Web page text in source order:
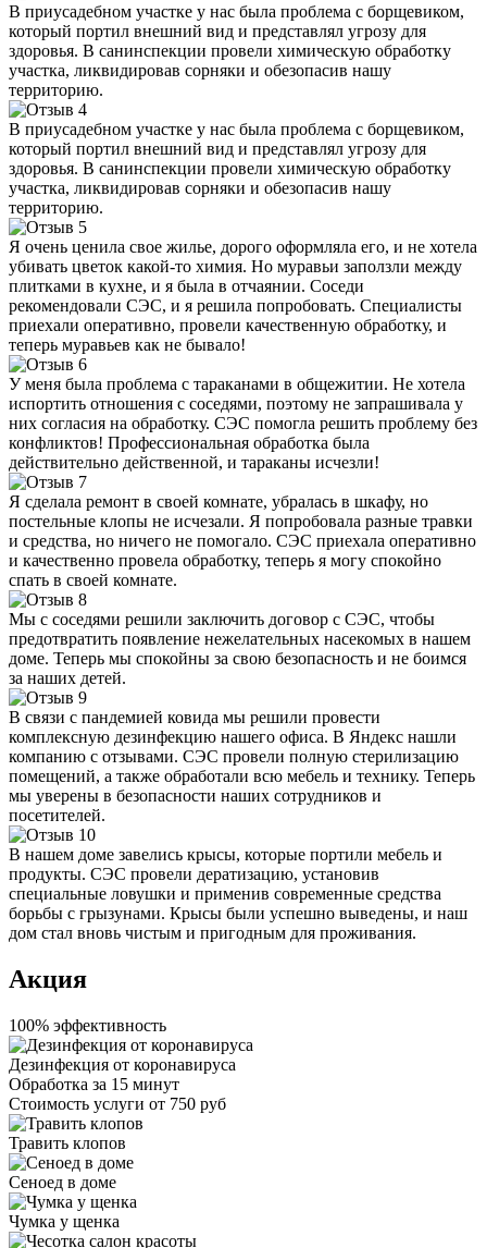
В приусадебном участке у нас была проблема с борщевиком,
который портил внешний вид и представлял угрозу для
здоровья. В санинспекции провели химическую обработку
участка, ликвидировав сорняки и обезопасив нашу
территорию.
В приусадебном участке у нас была проблема с борщевиком,
который портил внешний вид и представлял угрозу для
здоровья. В санинспекции провели химическую обработку
участка, ликвидировав сорняки и обезопасив нашу
территорию.
Я очень ценила свое жилье, дорого оформляла его, и не хотела
убивать цветок какой-то химия. Но муравьи заползли между
плитками в кухне, и я была в отчаянии. Соседи
рекомендовали СЭС, и я решила попробовать. Специалисты
приехали оперативно, провели качественную обработку, и
теперь муравьев как не бывало!
У меня была проблема с тараканами в общежитии. Не хотела
испортить отношения с соседями, поэтому не запрашивала у
них согласия на обработку. СЭС помогла решить проблему без
конфликтов! Профессиональная обработка была
действительно действенной, и тараканы исчезли!
Я сделала ремонт в своей комнате, убралась в шкафу, но
постельные клопы не исчезали. Я попробовала разные травки
и средства, но ничего не помогало. СЭС приехала оперативно
и качественно провела обработку, теперь я могу спокойно
спать в своей комнате.
Мы с соседями решили заключить договор с СЭС, чтобы
предотвратить появление нежелательных насекомых в нашем
доме. Теперь мы спокойны за свою безопасность и не боимся
за наших детей.
В связи с пандемией ковида мы решили провести
комплексную дезинфекцию нашего офиса. В Яндекс нашли
компанию с отзывами. СЭС провели полную стерилизацию
помещений, а также обработали всю мебель и технику. Теперь
мы уверены в безопасности наших сотрудников и
посетителей.
В нашем доме завелись крысы, которые портили мебель и
продукты. СЭС провели дератизацию, установив
специальные ловушки и применив современные средства
борьбы с грызунами. Крысы были успешно выведены, и наш
дом стал вновь чистым и пригодным для проживания.
Акция
100% эффективность
Дезинфекция от коронавируса
Обработка за 15 минут
Стоимость услуги от 750 руб
Травить клопов
Сеноед в доме
Чумка у щенка